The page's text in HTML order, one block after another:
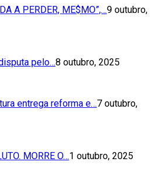
A PERDER, ME$MO”,…9 outubro,
pelo…8 outubro, 2025
entrega reforma e…7 outubro,
MORRE O…1 outubro, 2025